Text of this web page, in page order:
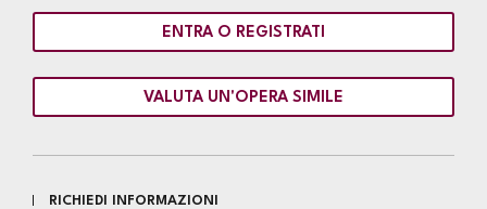
ENTRA O REGISTRATI
VALUTA UN'OPERA SIMILE
RICHIEDI INFORMAZIONI